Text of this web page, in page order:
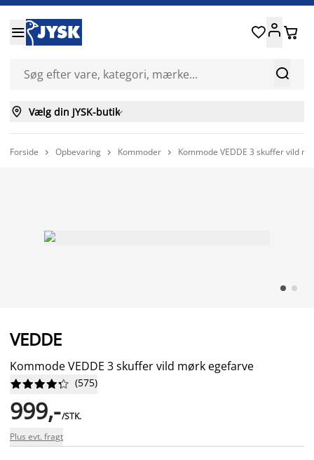


 
 Vælg din JYSK-butik
Forside  Opbevaring  Kommoder  Kommode VEDDE 3 skuffer vild
VEDDE
Kommode VEDDE 3 skuffer vild mørk egefarve





 (575)
999,-/STK.
Plus evt. fragt